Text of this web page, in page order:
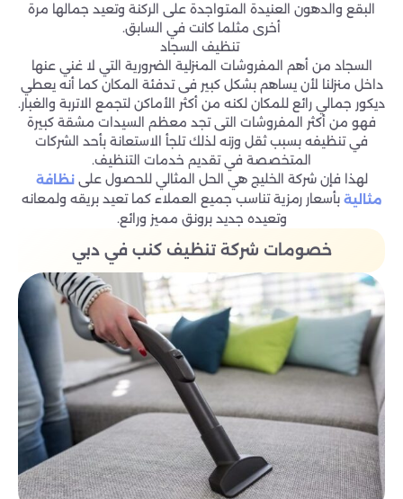
البقع والدهون العنيدة المتواجدة على الركنة وتعيد جمالها مرة
أخرى مثلما كانت في السابق.
تنظيف السجاد
السجاد من أهم المفروشات المنزلية الضرورية التي لا غني عنها
داخل منزلنا لأن يساهم بشكل كبير فى تدفئة المكان كما أنه يعطي
ديكور جمالي رائع للمكان لكنه من أكثر الأماكن لتجمع الاتربة والغبار.
فهو من أكثر المفروشات التى تجد معظم السيدات مشقة كبيرة
في تنظيفه بسبب ثقل وزنه لذلك تلجأ الاستعانة بأحد الشركات
المتخصصة في تقديم خدمات التنظيف.
لهذا فإن شركة الخليج هي الحل المثالي للحصول على نظافة
مثالية بأسعار رمزية تناسب جميع العملاء كما تعيد بريقه ولمعانه
وتعيده جديد برونق مميز ورائع.
خصومات شركة تنظيف كنب في دبي